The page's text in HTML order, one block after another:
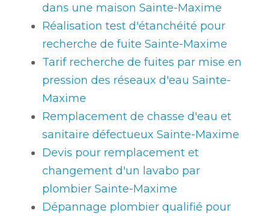
dans une maison Sainte-Maxime
Réalisation test d'étanchéité pour
recherche de fuite Sainte-Maxime
Tarif recherche de fuites par mise en
pression des réseaux d'eau Sainte-
Maxime
Remplacement de chasse d'eau et
sanitaire défectueux Sainte-Maxime
Devis pour remplacement et
changement d'un lavabo par
plombier Sainte-Maxime
Dépannage plombier qualifié pour